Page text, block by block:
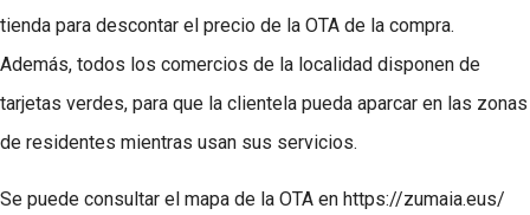
tienda para descontar el precio de la OTA de la compra.
Además, todos los comercios de la localidad disponen de
tarjetas verdes, para que la clientela pueda aparcar en las zonas
de residentes mientras usan sus servicios.
Se puede consultar el mapa de la OTA en https://zumaia.eus/